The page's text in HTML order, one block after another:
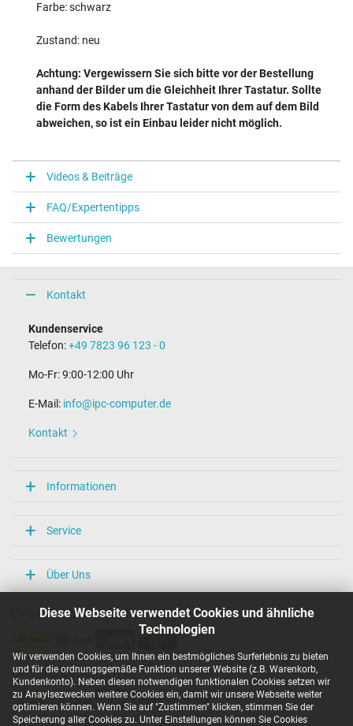
Diese Webseite verwendet Cookies und ähnliche
Technologien
Wir verwenden Cookies, um Ihnen ein bestmögliches Surferlebnis zu bieten
und für die ordnungsgemäße Funktion unserer Website (z.B. Warenkorb,
Kundenkonto). Neben diesen notwendigen funktionalen Cookies setzen wir
zu Anaylsezwecken weitere Cookies ein, damit wir unsere Webseite weiter
optimieren können. Wenn Sie auf "Zustimmen" klicken, stimmen Sie der
Speicherung aller Cookies zu. Unter Einstellungen können Sie Cookies
Farbe: schwarz
Zustand: neu
Achtung: Vergewissern Sie sich bitte vor der Bestellung
anhand der Bilder um die Gleichheit Ihrer Tastatur. Sollte
die Form des Kabels Ihrer Tastatur von dem auf dem Bild
abweichen, so ist ein Einbau leider nicht möglich.
Videos & Beiträge
FAQ/Expertentipps
Bewertungen
Kontakt
Kundenservice
Telefon:+49 7823 96 123 - 0
Mo-Fr: 9:00-12:00 Uhr
E-Mail: info@ipc-computer.de
Kontakt
Informationen
Service
Über Uns
Unsere Versandarten
Unsere Zahlarten